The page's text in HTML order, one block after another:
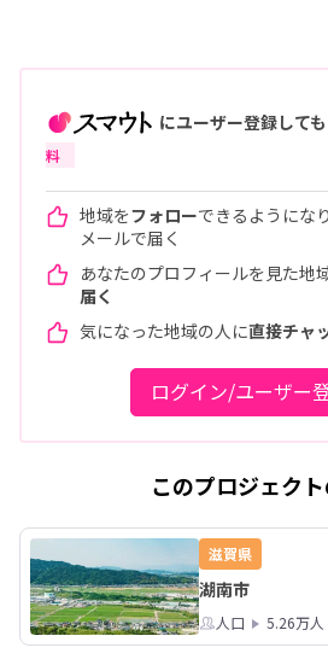
にユーザー登録して
料
地域をフォローできるようになり
メールで届く
あなたのプロフィールを見た地
届く
気になった地域の人に直接チャ
ログイン/ユーザー
このプロジェク
滋賀県
湖南市
人口 5.26万人